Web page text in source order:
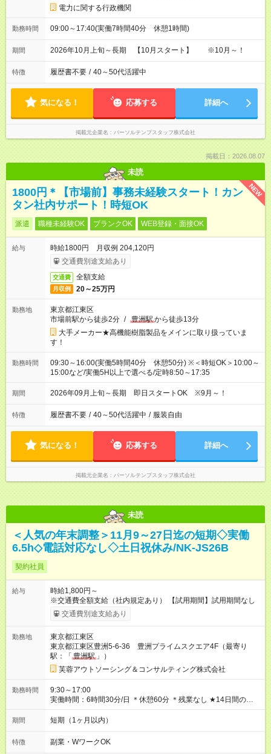
電力に関する行政機関
勤務時間 09:00～17:40(実働7時間40分 休憩1時間)
期間 2026年10月上旬～長期 【10月スタート】 ※10月～！
特徴 履歴書不要 / 40～50代活躍中
気になる！ 応募する 詳細へ
掲載元企業名 パーソルテンプスタッフ株式会社
掲載日：2026.08.07
未読
NEW
1800円＊【市場前】事務未経験スタート！カン
タン社内サポート！時短OK
派遣 職種未経験OK ブランクOK WEB登録・面接OK
給与
時給1800円 月収例 204,120円
交通費別途支給あり
交通費 全額支給
月収例 20～25万円
勤務地
東京都江東区
市場前駅から徒歩2分 / 豊洲駅から徒歩13分
大手メーカー★高機能樹脂製品をメインに取り扱っていま
す！
勤務時間
09:30～16:00(実働5時間40分 休憩50分) ※＜時短OK＞10:00～
15:00など/実働5H以上で選べる/定時8:50～17:35
期間 2026年09月上旬～長期 即日スタートOK ※9月～！
特徴 履歴書不要 / 40～50代活躍中 / 服装自由
気になる！ 応募する 詳細へ
掲載元企業名 パーソルテンプスタッフ株式会社
未読
＜人気の年末調整＞11月9～27日迄の短期◇実働
6.5h◇電話対応なし◇土日祝休み/NK-JS26B
契約社員
給与
時給1,800円～
※交通費全額支給（社内規定あり） 【試用期間】試用期間なし
交通費別途支給あり
勤務地
東京都江東区
東京都江東区豊洲5-6-36 豊洲プライムスクエア4F（最寄り
駅：「 豊洲駅 」）
芙蓉アウトソーシング＆コンサルティング株式会社
勤務時間
9:30～17:00
実働時間：6時間30分/日 ＊休憩60分 ＊残業なし ★14日間の短
期：11/9～11/27まで（平日のみ・土日祝休み）
期間 短期（1ヶ月以内）
特徴 副業・WワークOK